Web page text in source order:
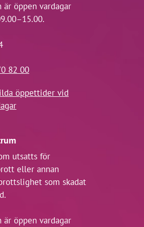
är öppen vardagar
82 00
öppettider vid
utsatts för
eller annan
som skadat
är öppen vardagar